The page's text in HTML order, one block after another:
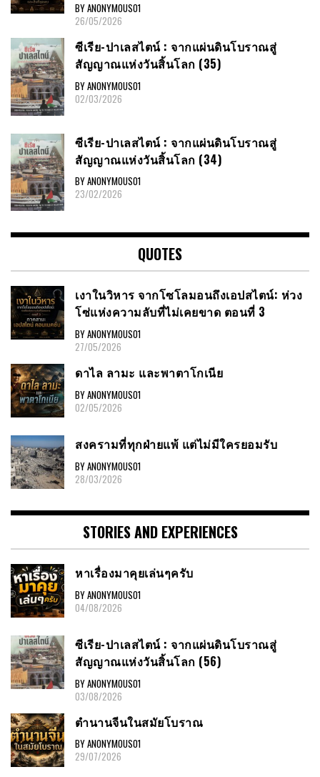
BY ANONYMOUS01
26/05/2026
ซีเรีย​-ปาเลสไตน์​ : จากแผ่นดินโบราณสู่
สัญญาณ​แห่งวันสิ้นโลก​ (35)
BY ANONYMOUS01
02/03/2026
ซีเรีย​-ปาเลสไตน์​ : จากแผ่นดินโบราณสู่
สัญญาณ​แห่งวันสิ้นโลก​ (34)
BY ANONYMOUS01
23/02/2026
QUOTES
เงาในวิหาร จากโซโลมอนถึงเอปสไตน์: ห่วง
โซ่แห่งความลับที่ไม่เคยขาด ตอนที่ 3
BY ANONYMOUS01
27/05/2026
ดาไล ลามะ และพาตาโกเนีย
BY ANONYMOUS01
02/05/2026
สงครามที่ทุกฝ่ายแพ้ แต่ไม่มีใครยอมรับ
BY ANONYMOUS01
28/03/2026
STORIES AND EXPERIENCES
หาเรื่องมาคุยเล่นๆครับ
BY ANONYMOUS01
04/08/2026
ซีเรีย-ปาเลสไตน์ : จากแผ่นดินโบราณสู่
สัญญาณแห่งวันสิ้นโลก (56)
BY ANONYMOUS01
03/08/2026
ตำนานจีนในสมัยโบราณ
BY ANONYMOUS01
29/07/2026